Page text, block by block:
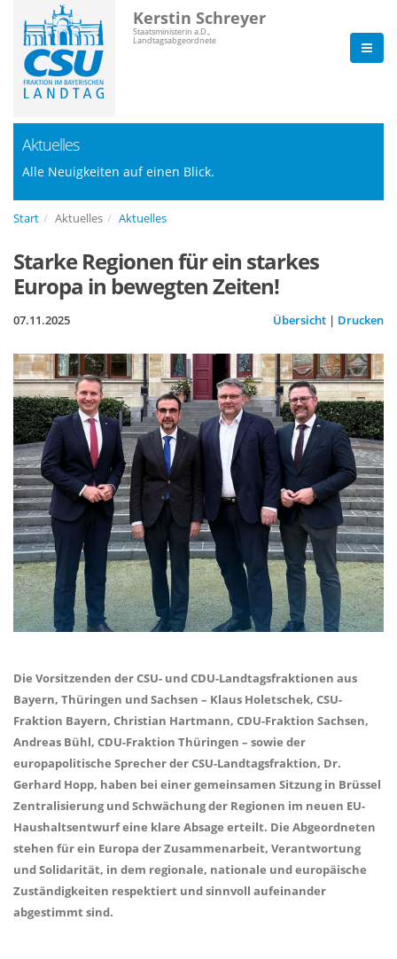
Kerstin Schreyer
Staatsministerin a.D.,
Landtagsabgeordnete
Aktuelles
Alle Neuigkeiten auf einen Blick.
Start Aktuelles Aktuelles
Starke Regionen für ein starkes
Europa in bewegten Zeiten!
07.11.2025 Übersicht | Drucken
Die Vorsitzenden der CSU- und CDU-Landtagsfraktionen aus
Bayern, Thüringen und Sachsen – Klaus Holetschek, CSU-
Fraktion Bayern, Christian Hartmann, CDU-Fraktion Sachsen,
Andreas Bühl, CDU-Fraktion Thüringen – sowie der
europapolitische Sprecher der CSU-Landtagsfraktion, Dr.
Gerhard Hopp, haben bei einer gemeinsamen Sitzung in Brüssel
Zentralisierung und Schwächung der Regionen im neuen EU-
Haushaltsentwurf eine klare Absage erteilt. Die Abgeordneten
stehen für ein Europa der Zusammenarbeit, Verantwortung
und Solidarität, in dem regionale, nationale und europäische
Zuständigkeiten respektiert und sinnvoll aufeinander
abgestimmt sind.